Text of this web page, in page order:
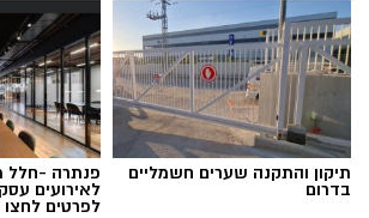
תיקון והתקנה שערים חשמליים
בדרום
פנתרה -חלל
לאירועים
לפרטים לחצו